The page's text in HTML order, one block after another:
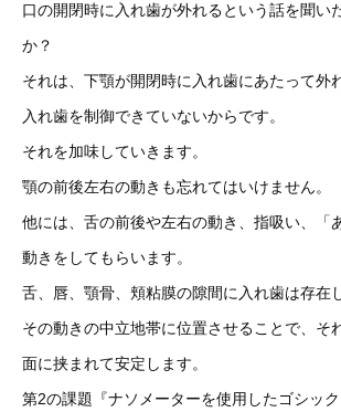
口の開閉時に入れ歯が外れるという話を聞い
か？
それは、下顎が開閉時に入れ歯にあたって外
入れ歯を制御できていないからです。
それを加味していきます。
顎の前後左右の動きも忘れてはいけません。
他には、舌の前後や左右の動き、指吸い、「
動きをしてもらいます。
舌、唇、顎骨、頬粘膜の隙間に入れ歯は存在
その動きの中立地帯に位置させることで、そ
面に挟まれて安定します。
第2の課題『ナソメーターを使用したゴシック